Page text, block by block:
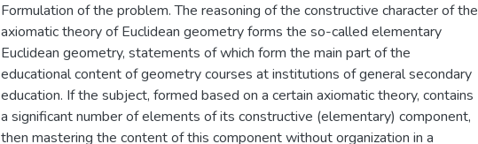
Formulation of the problem. The reasoning of the constructive character of the
axiomatic theory of Euclidean geometry forms the so-called elementary
Euclidean geometry, statements of which form the main part of the
educational content of geometry courses at institutions of general secondary
education. If the subject, formed based on a certain axiomatic theory, contains
a significant number of elements of its constructive (elementary) component,
then mastering the content of this component without organization in a